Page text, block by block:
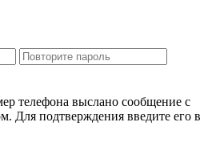
телефона выслано сообщение с
Для подтверждения введите его в